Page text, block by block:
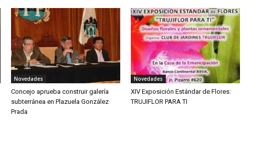
Novedades
Concejo aprueba construir galería
subterránea en Plazuela González
Prada
Novedades
XIV Exposición Estándar de Flores:
TRUJIFLOR PARA TI